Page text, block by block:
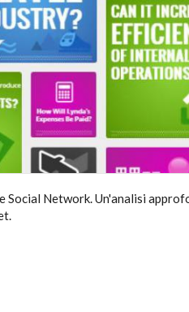
Network. Un'analisi